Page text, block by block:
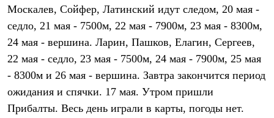
Брюки
Утепленная синтетикой
Комбинезоны
Куртки
Лёгкая одежда
Футболки
Брюки
Софтшелл одежда
Москалев, Сойфер, Латинский идут следом, 20 мая -
седло, 21 мая - 7500м, 22 мая - 7900м, 23 мая - 8300м,
24 мая - вершина. Ларин, Пашков, Елагин, Сергеев,
22 мая - седло, 23 мая - 7500м, 24 мая - 7900м, 25 мая
- 8300м и 26 мая - вершина. Завтра закончится период
ожидания и спячки. 17 мая. Утром пришли
Прибалты. Весь день играли в карты, погоды нет.